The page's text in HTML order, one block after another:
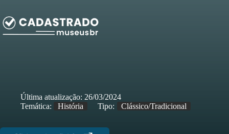
Última atualização: 26/03/2024
Temática:
História Tipo: Clássico/Tradicional